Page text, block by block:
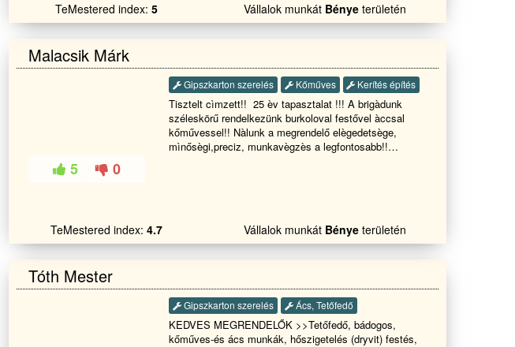
TeMestered index: 5 Vállalok munkát Bénye területén
Malacsik Márk
5 0
Gipszkarton szerelés Kőműves Kerítés építés
Tisztelt cìmzett!! 25 èv tapasztalat !!! A brigàdunk
széleskörű rendelkezünk burkoloval festővel àccsal
kőművessel!! Nàlunk a megrendelő elègedetsège,
mìnősègi,preciz, munkavègzès a legfontosabb!!
TeMestered index: 4.7 Vállalok munkát Bénye területén
Tóth Mester
Gipszkarton szerelés Ács, Tetőfedő
KEDVES MEGRENDELŐK >>Tetőfedő, bádogos,
kőműves-és ács munkák, hőszigetelés (dryvit) festés,